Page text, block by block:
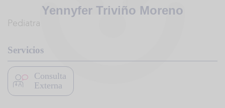
Yennyfer Triviño Moreno
Pediatra
Servicios
Consulta
Externa